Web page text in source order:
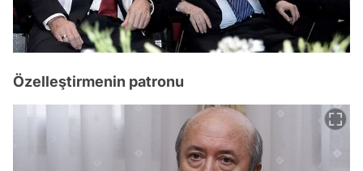
Özelleştirmenin patronu